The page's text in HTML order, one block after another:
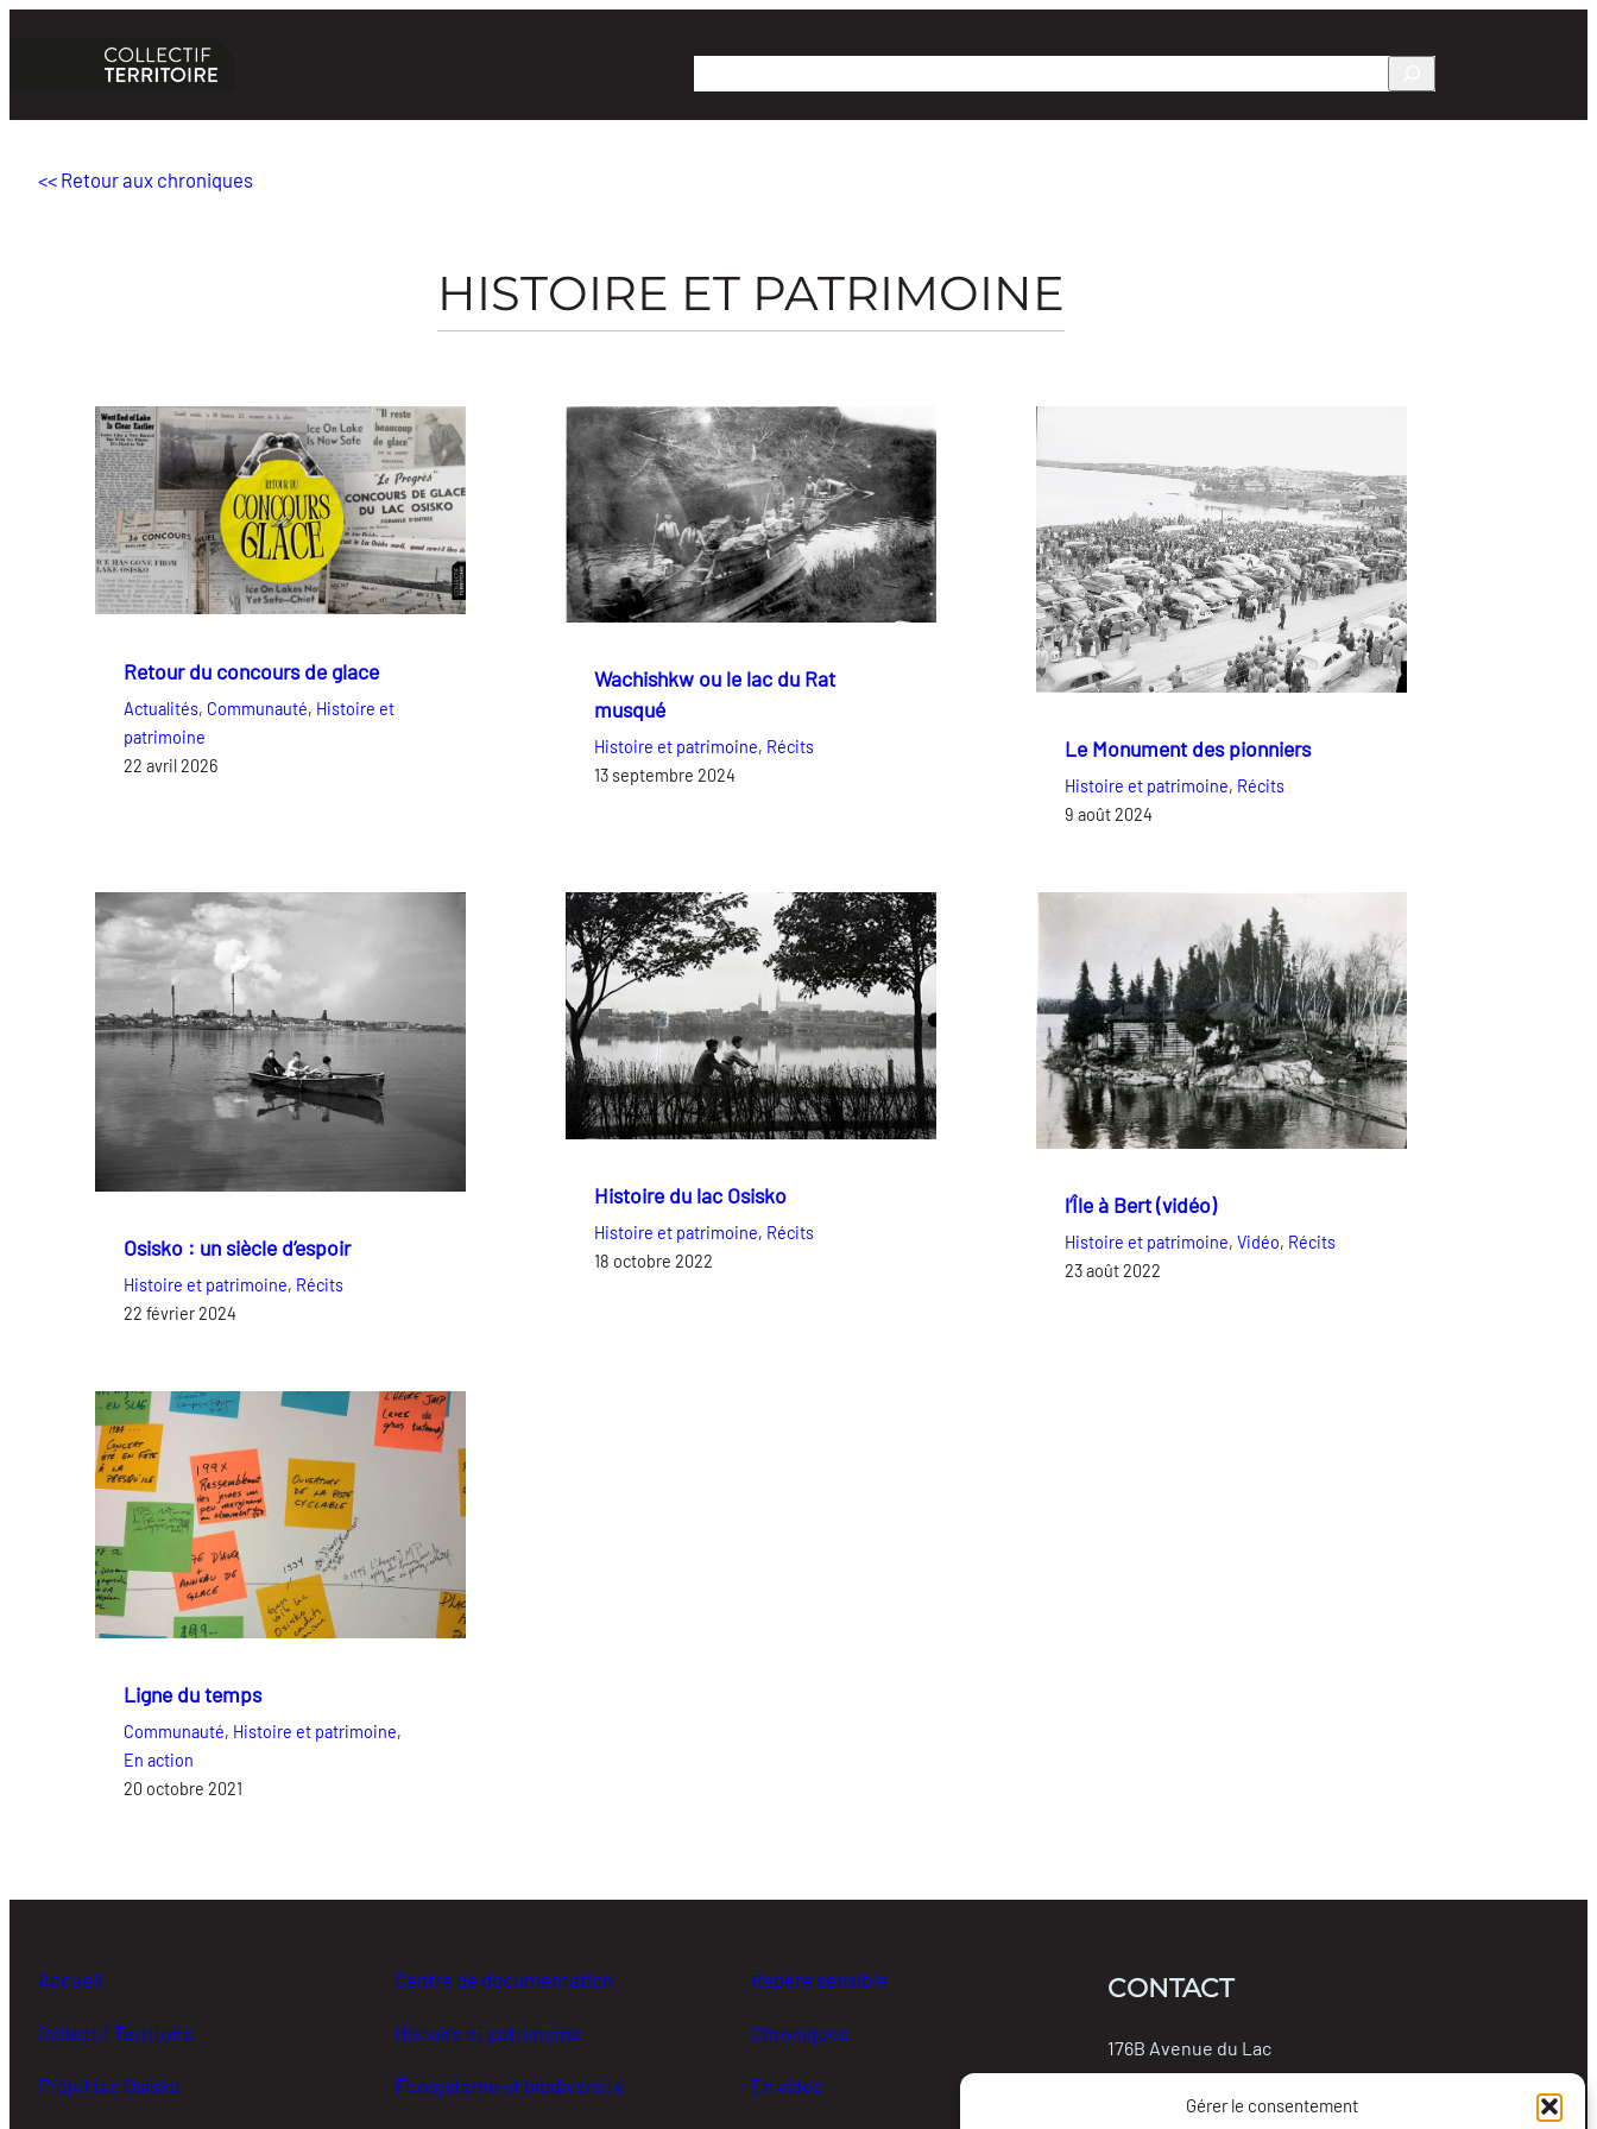
Gérer le consentement
<< Retour aux chroniques
HISTOIRE ET PATRIMOINE
Retour du concours de glace
Actualités, Communauté, Histoire et
patrimoine
22 avril 2026
Wachishkw ou le lac du Rat
musqué
Histoire et patrimoine, Récits
13 septembre 2024
Le Monument des pionniers
Histoire et patrimoine, Récits
9 août 2024
Osisko : un siècle d’espoir
Histoire et patrimoine, Récits
22 février 2024
Histoire du lac Osisko
Histoire et patrimoine, Récits
18 octobre 2022
l’Île à Bert (vidéo)
Histoire et patrimoine, Vidéo, Récits
23 août 2022
Ligne du temps
Communauté, Histoire et patrimoine
En action
20 octobre 2021
Accueil
Collectif Territoire
Projet lac Osisko
Centre de documentation
Histoire et patrimoine
Écosystème et biodiversité
Repère sensible
Chroniques
En vidéo
CONTACT
176B Avenue du Lac
Rouyn-Noranda, Québec, J9X 4N7
819-762-0314